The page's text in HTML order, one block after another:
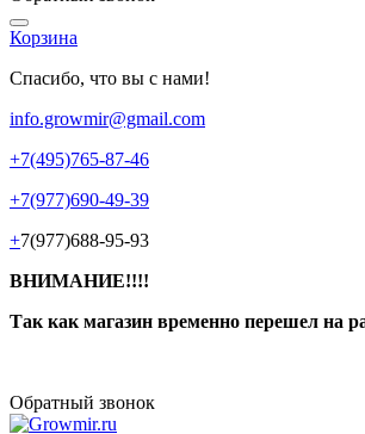
Корзина
Спасибо, что вы с нами!
info.growmir@gmail.com
+7(495)765-87-46
+7(977)690-49-39
+7(977)688-95-93
ВНИМАНИЕ!!!!
Так как магазин временно перешел на
Обратный звонок